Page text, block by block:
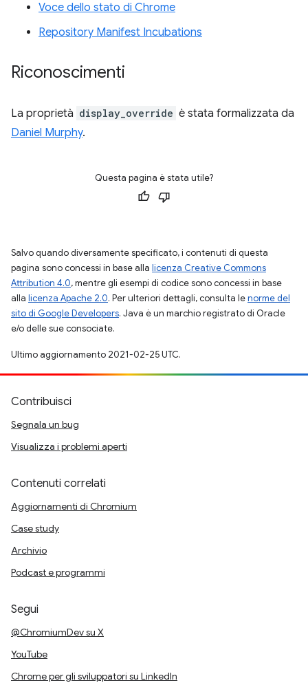
Voce dello stato di Chrome
Repository Manifest Incubations
Riconoscimenti
La proprietà display_override è stata formalizzata da
Daniel Murphy.
Questa pagina è stata utile?
Salvo quando diversamente specificato, i contenuti di questa
pagina sono concessi in base alla licenza Creative Commons
Attribution 4.0, mentre gli esempi di codice sono concessi in base
alla licenza Apache 2.0. Per ulteriori dettagli, consulta lenorme del
sito di Google Developers. Java è un marchio registrato di Oracle
e/o delle sue consociate.
Ultimo aggiornamento 2021-02-25 UTC.
Contribuisci
Segnala un bug
Visualizza i problemi aperti
Contenuti correlati
Aggiornamenti di Chromium
Case study
Archivio
Podcast e programmi
Segui
@ChromiumDev su X
YouTube
Chrome per gli sviluppatori su LinkedIn